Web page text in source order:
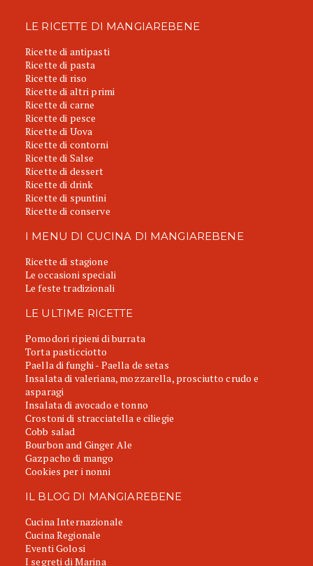
LE RICETTE DI MANGIAREBENE
Ricette di antipasti
Ricette di pasta
Ricette di riso
Ricette di altri primi
Ricette di carne
Ricette di pesce
Ricette di Uova
Ricette di contorni
Ricette di Salse
Ricette di dessert
Ricette di drink
Ricette di spuntini
Ricette di conserve
I MENU DI CUCINA DI MANGIAREBENE
Ricette di stagione
Le occasioni speciali
Le feste tradizionali
LE ULTIME RICETTE
Pomodori ripieni di burrata
Torta pasticciotto
Paella di funghi - Paella de setas
Insalata di valeriana, mozzarella, prosciutto crudo e
asparagi
Insalata di avocado e tonno
Crostoni di stracciatella e ciliegie
Cobb salad
Bourbon and Ginger Ale
Gazpacho di mango
Cookies per i nonni
IL BLOG DI MANGIAREBENE
Cucina Internazionale
Cucina Regionale
Eventi Golosi
I segreti di Marina